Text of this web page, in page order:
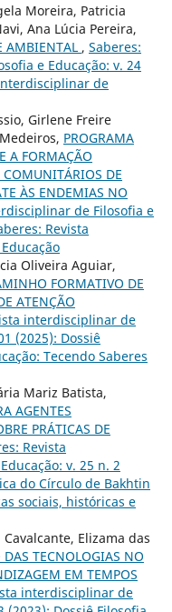
Moreira, Patricia
Ana Lúcia Pereira,
AMBIENTAL , Saberes:
e Educação: v. 24
de
Girlene Freire
PROGRAMA
A FORMAÇÃO
DE
ÀS ENDEMIAS NO
de Filosofia e
Revista
Oliveira Aguiar,
FORMATIVO DE
ATENÇÃO
interdisciplinar de
(2025): Dossiê
Tecendo Saberes
Mariz Batista,
AGENTES
PRÁTICAS DE
Revista
v. 25 n. 2
do Círculo de Bakhtin
sociais, históricas e
Elizama das
TECNOLOGIAS NO
EM TEMPOS
interdisciplinar de